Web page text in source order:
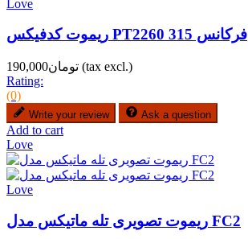
Love
ریموت کدفیکس PT2260 فرکانس 315
تومان190,000 (tax excl.)
Rating:
(0)
Write your review Ask a question
Add to cart
Love
Love
ریموت تصویری تله ماتیکس مدل FC2